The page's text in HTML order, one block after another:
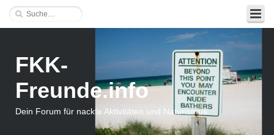
FKK-
Freunde.info
Dein Forum für nackte Aktivitäten und Naturismus